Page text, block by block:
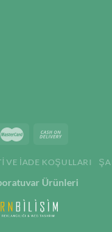
VE İADE KOŞULLARI
Ürünleri